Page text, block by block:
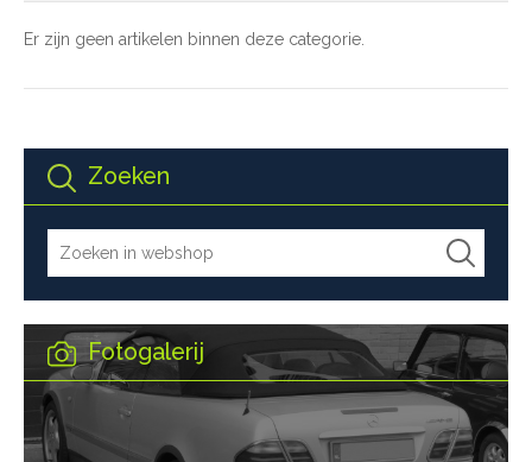
Zoeken
Fotogalerij
Er zijn geen artikelen binnen deze categorie.